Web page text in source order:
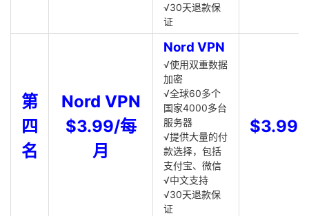
√30天退款保
证
第
四
名
Nord VPN
$3.99/每
月
Nord VPN
√使用双重数据
加密
√全球60多个
国家4000多台
服务器
√提供大量的付
款选择，包括
支付宝、微信
√中文支持
√30天退款保
证
$3.99